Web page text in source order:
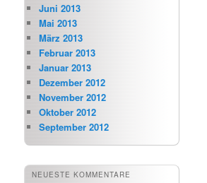
Juni 2013
Mai 2013
März 2013
Februar 2013
Januar 2013
Dezember 2012
November 2012
Oktober 2012
September 2012
NEUESTE KOMMENTARE